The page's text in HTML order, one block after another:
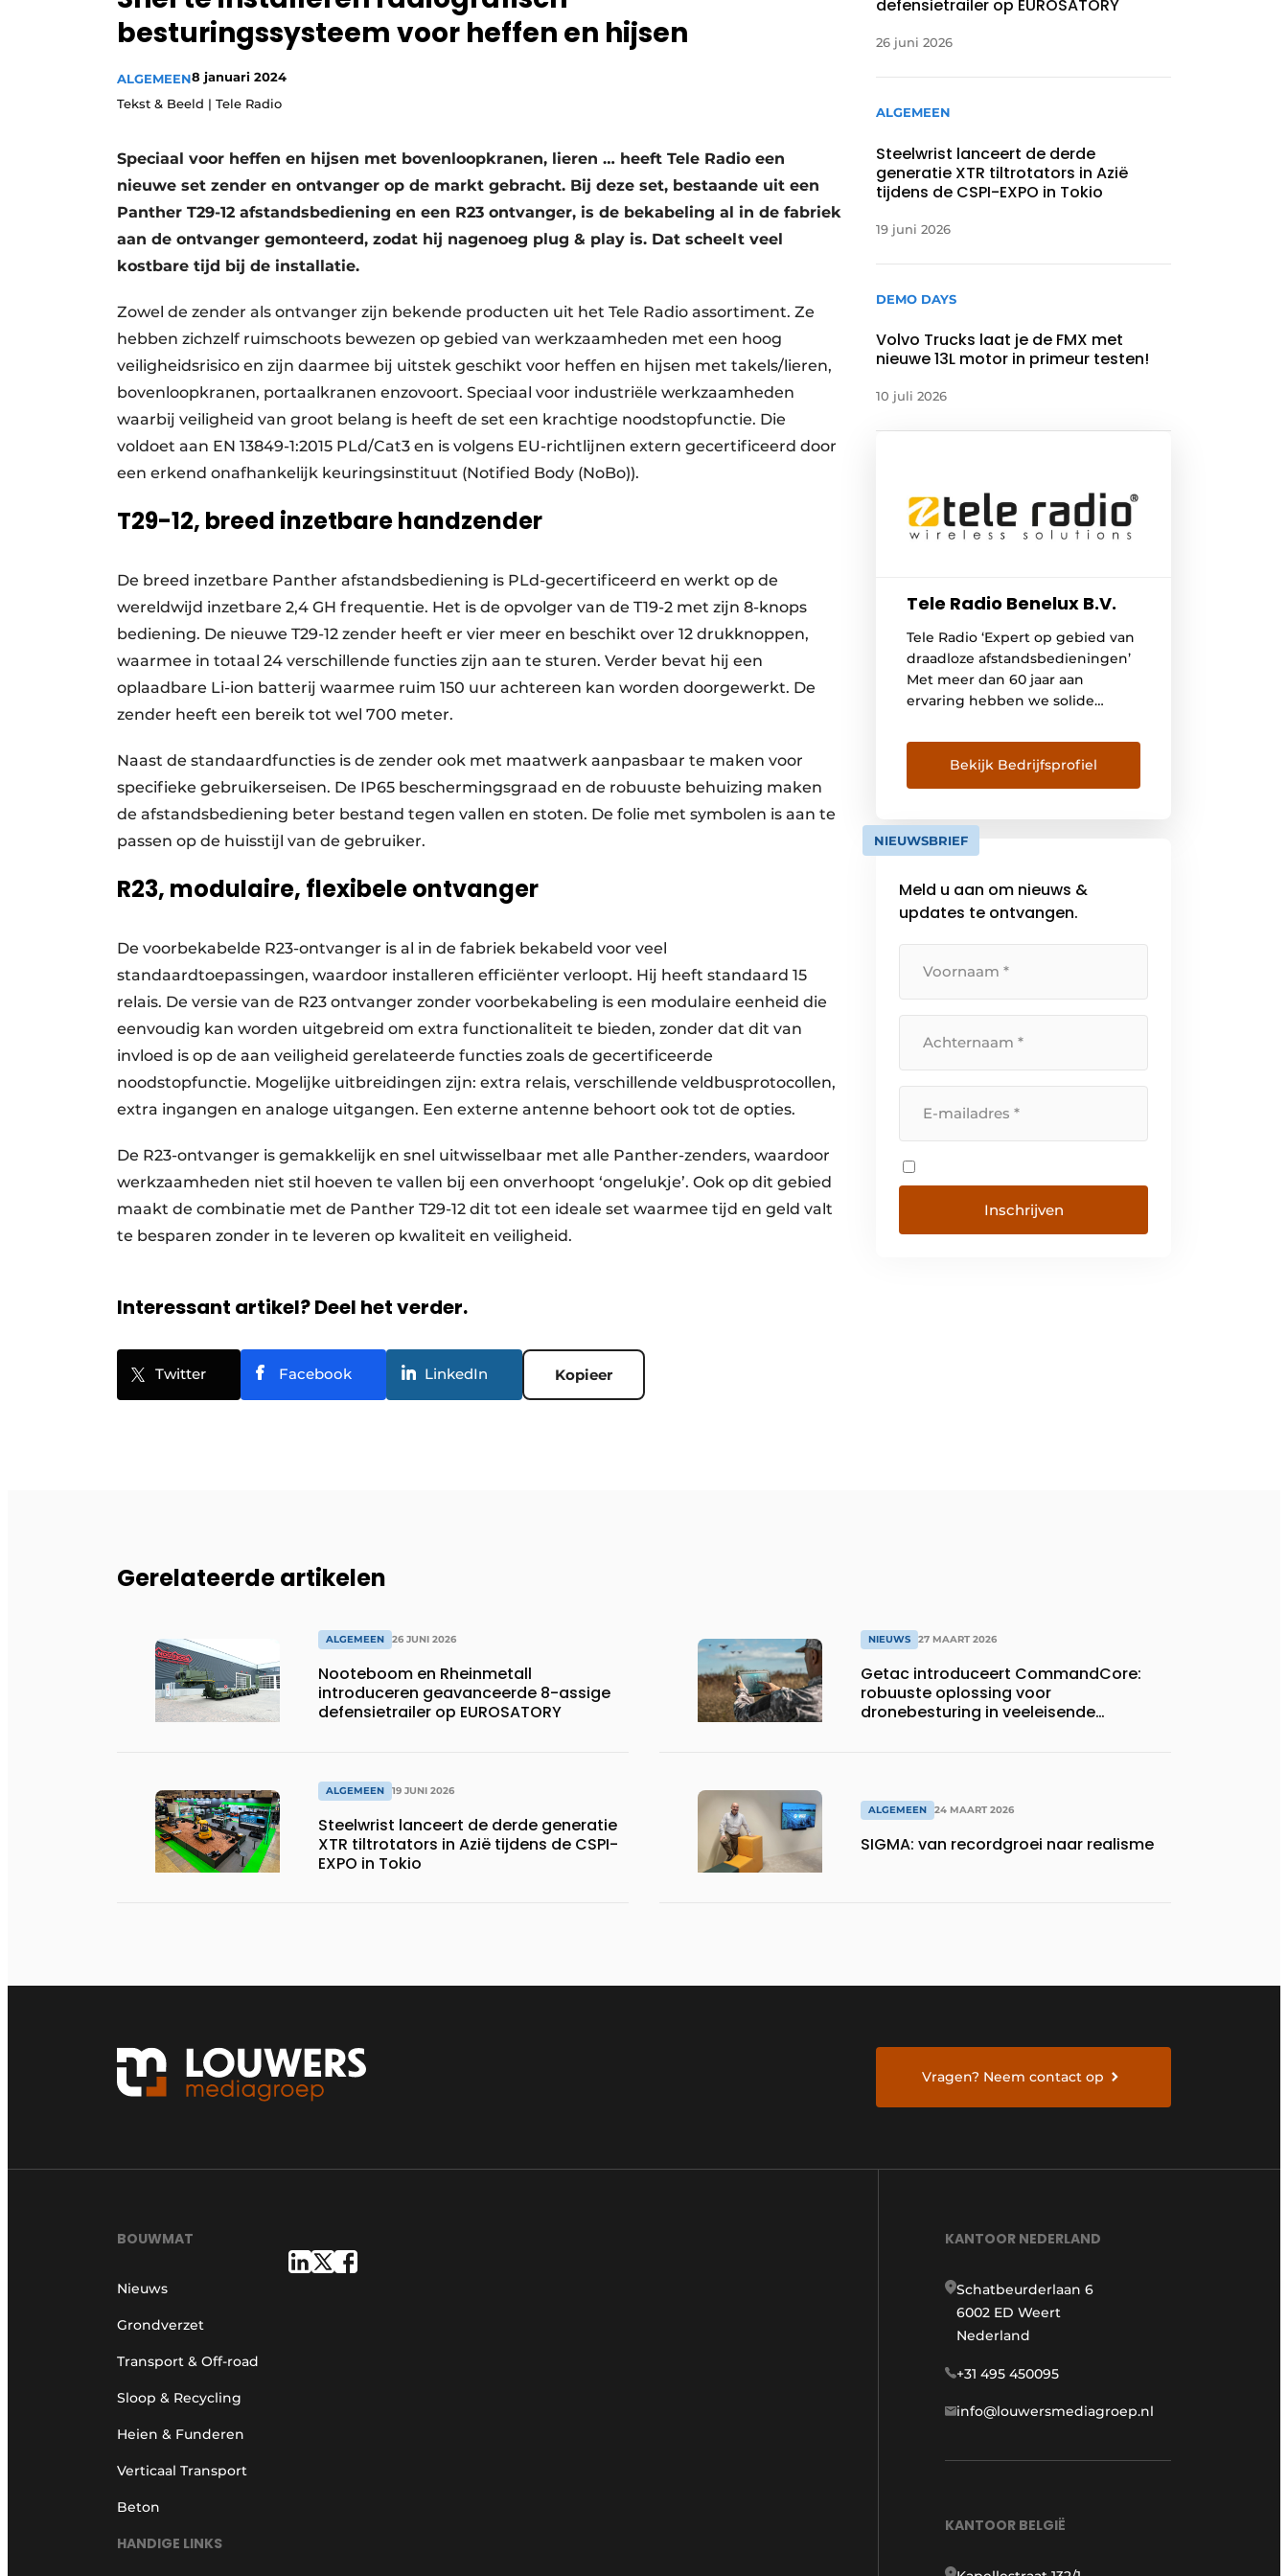
Vacature aanmelden
Vacatures
Video’s
besturingssysteem voor heffen en hijsen
ALGEMEEN8 januari 2024
Tekst & Beeld | Tele Radio
Speciaal voor heffen en hijsen met bovenloopkranen, lieren … heeft Tele Radio een
nieuwe set zender en ontvanger op de markt gebracht. Bij deze set, bestaande uit een
Panther T29-12 afstandsbediening en een R23 ontvanger, is de bekabeling al in de fabriek
aan de ontvanger gemonteerd, zodat hij nagenoeg plug & play is. Dat scheelt veel
kostbare tijd bij de installatie.
Zowel de zender als ontvanger zijn bekende producten uit het Tele Radio assortiment. Ze
hebben zichzelf ruimschoots bewezen op gebied van werkzaamheden met een hoog
veiligheidsrisico en zijn daarmee bij uitstek geschikt voor heffen en hijsen met takels/lieren,
bovenloopkranen, portaalkranen enzovoort. Speciaal voor industriële werkzaamheden
waarbij veiligheid van groot belang is heeft de set een krachtige noodstopfunctie. Die
voldoet aan EN 13849-1:2015 PLd/Cat3 en is volgens EU-richtlijnen extern gecertificeerd door
een erkend onafhankelijk keuringsinstituut (Notified Body (NoBo)).
T29-12, breed inzetbare handzender
De breed inzetbare Panther afstandsbediening is PLd-gecertificeerd en werkt op de
wereldwijd inzetbare 2,4 GH frequentie. Het is de opvolger van de T19-2 met zijn 8-knops
bediening. De nieuwe T29-12 zender heeft er vier meer en beschikt over 12 drukknoppen,
waarmee in totaal 24 verschillende functies zijn aan te sturen. Verder bevat hij een
oplaadbare Li-ion batterij waarmee ruim 150 uur achtereen kan worden doorgewerkt. De
zender heeft een bereik tot wel 700 meter.
Naast de standaardfuncties is de zender ook met maatwerk aanpasbaar te maken voor
specifieke gebruikerseisen. De IP65 beschermingsgraad en de robuuste behuizing maken
de afstandsbediening beter bestand tegen vallen en stoten. De folie met symbolen is aan te
passen op de huisstijl van de gebruiker.
R23, modulaire, flexibele ontvanger
De voorbekabelde R23-ontvanger is al in de fabriek bekabeld voor veel
standaardtoepassingen, waardoor installeren efficiënter verloopt. Hij heeft standaard 15
relais. De versie van de R23 ontvanger zonder voorbekabeling is een modulaire eenheid die
eenvoudig kan worden uitgebreid om extra functionaliteit te bieden, zonder dat dit van
invloed is op de aan veiligheid gerelateerde functies zoals de gecertificeerde
noodstopfunctie. Mogelijke uitbreidingen zijn: extra relais, verschillende veldbusprotocollen,
extra ingangen en analoge uitgangen. Een externe antenne behoort ook tot de opties.
De R23-ontvanger is gemakkelijk en snel uitwisselbaar met alle Panther-zenders, waardoor
werkzaamheden niet stil hoeven te vallen bij een onverhoopt ‘ongelukje’. Ook op dit gebied
maakt de combinatie met de Panther T29-12 dit tot een ideale set waarmee tijd en geld valt
te besparen zonder in te leveren op kwaliteit en veiligheid.
Interessant artikel? Deel het verder.
Twitter Facebook LinkedIn Kopieer
defensietrailer op EUROSATORY
26 juni 2026
ALGEMEEN
Steelwrist lanceert de derde
generatie XTR tiltrotators in Azië
tijdens de CSPI-EXPO in Tokio
19 juni 2026
DEMO DAYS
Volvo Trucks laat je de FMX met
nieuwe 13L motor in primeur testen!
10 juli 2026
Tele Radio Benelux B.V.
Tele Radio ‘Expert op gebied van
draadloze afstandsbedieningen’
Met meer dan 60 jaar aan
ervaring hebben we solide
radiografisch bediende
systemen voor industriële
toepassingen. Onze universele
vinden bij procesbesturing, in de
offshore, bij geautomatiseerde
scheepvaart, bij de bediening
van kranen en lieren etc. De […]
Bekijk Bedrijfsprofiel
NIEUWSBRIEF
Meld u aan om nieuws &
updates te ontvangen.
Gerelateerde artikelen
ALGEMEEN 26 JUNI 2026
Nooteboom en Rheinmetall
introduceren geavanceerde 8-assige
defensietrailer op EUROSATORY
ALGEMEEN 19 JUNI 2026
Steelwrist lanceert de derde generatie
XTR tiltrotators in Azië tijdens de CSPI-
EXPO in Tokio
NIEUWS 27 MAART 2026
Getac introduceert CommandCore:
robuuste oplossing voor
dronebesturing in veeleisende
ALGEMEEN 24 MAART 2026
SIGMA: van recordgroei naar realisme
Vragen? Neem contact op
BOUWMAT
Nieuws
Grondverzet
Transport & Off-road
Sloop & Recycling
Heien & Funderen
Verticaal Transport
Beton
HANDIGE LINKS
KANTOOR NEDERLAND
Schatbeurderlaan 6
6002 ED Weert
Nederland
+31 495 450095
info@louwersmediagroep.nl
KANTOOR BELGIË